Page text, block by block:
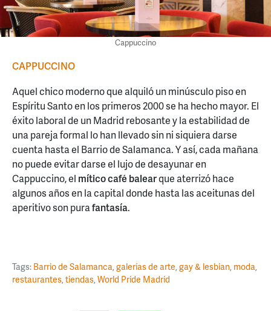
Cappuccino
CAPPUCCINO
Aquel chico moderno que alquiló un minúsculo piso en
Espíritu Santo en los primeros 2000 se ha hecho mayor. El
éxito laboral de un Madrid rebosante y la estabilidad de
una pareja formal lo han llevado sin ni siquiera darse
cuenta hasta el Barrio de Salamanca. Y así, cada mañana
no puede evitar darse el lujo de desayunar en
Cappuccino, el mítico café balearque aterrizó hace
algunos años en la capital donde hasta las aceitunas del
aperitivo son purafantasía.
Tags: Barrio de Salamanca,galerías de arte,gay & lesbian, moda,
restaurantes,tiendas,World Pride Madrid